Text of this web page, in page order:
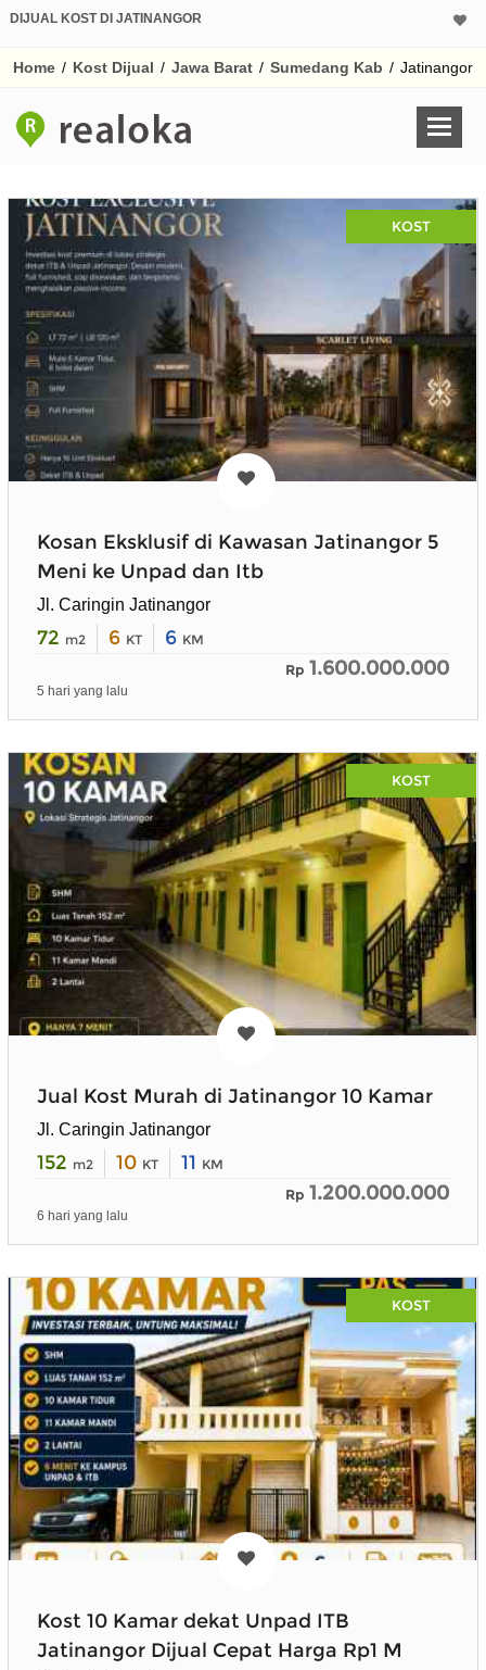
DIJUAL KOST DI JATINANGOR
Home / Kost Dijual / Jawa Barat / Sumedang Kab / Jatinangor
KOST
Kosan Eksklusif di Kawasan Jatinangor 5
Meni ke Unpad dan Itb
Jl. Caringin Jatinangor
72 m2 6 KT 6 KM
Rp 1.600.000.000
5 hari yang lalu
KOST
Jual Kost Murah di Jatinangor 10 Kamar
Jl. Caringin Jatinangor
152 m2 10 KT 11 KM
Rp 1.200.000.000
6 hari yang lalu
KOST
Kost 10 Kamar dekat Unpad ITB
Jatinangor Dijual Cepat Harga Rp1 M